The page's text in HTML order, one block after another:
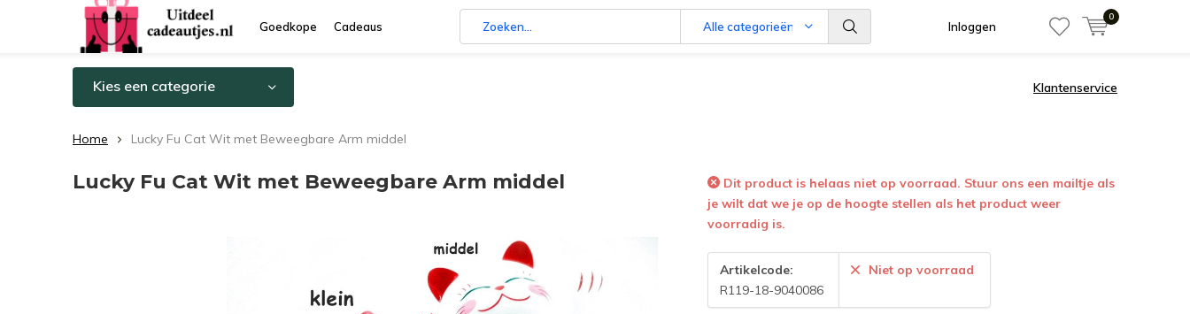
Goedkope Cadeaus Alle categorieën Inloggen
0
Kies een categorie Klantenservice
Home Lucky Fu Cat Wit met Beweegbare Arm middel
Lucky Fu Cat Wit met Beweegbare Arm middel
Dit product is helaas niet op voorraad. Stuur ons een mailtje als
je wilt dat we je op de hoogte stellen als het product weer
voorradig is.
Artikelcode:
R119-18-9040086
Niet op voorraad